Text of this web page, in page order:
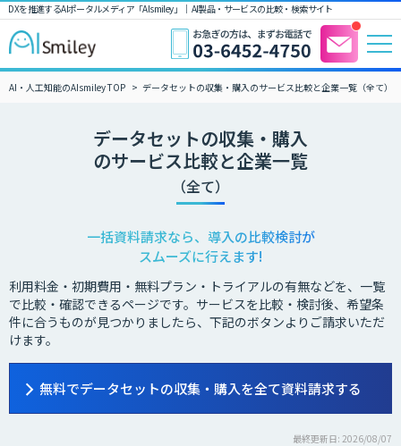
DXを推進するAIポータルメディア「AIsmiley」｜ AI製品・サービスの比較・検索サイト
AI・人工知能のAIsmiley TOP データセットの収集・購入のサービス比較と企業一覧（全て）
データセットの収集・購入
のサービス比較と企業一覧
（全て）
一括資料請求なら、導入の比較検討が
スムーズに行えます!
利用料金・初期費用・無料プラン・トライアルの有無などを、一覧
で比較・確認できるページです。サービスを比較・検討後、希望条
件に合うものが見つかりましたら、下記のボタンよりご請求いただ
けます。
無料でデータセットの収集・購入を全て資料請求する
最終更新日: 2026/08/07